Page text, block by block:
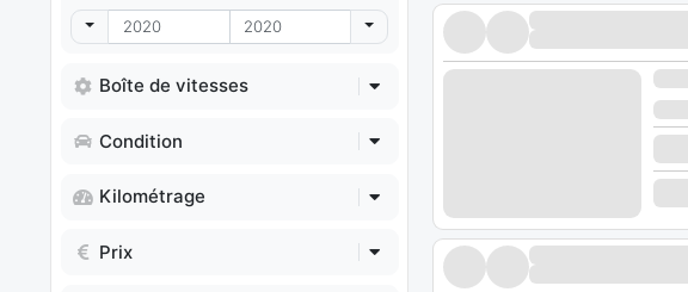
Toggle Dropdown Toggle Dropdown
Boîte de vitesses
Condition
Kilométrage
Prix